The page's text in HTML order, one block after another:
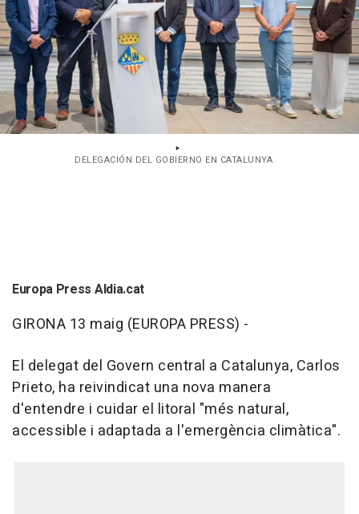
DELEGACIÓN DEL GOBIERNO EN CATALUNYA
Europa Press Aldia.cat
GIRONA 13 maig (EUROPA PRESS) -
El delegat del Govern central a Catalunya, Carlos
Prieto, ha reivindicat una nova manera
d'entendre i cuidar el litoral "més natural,
accessible i adaptada a l'emergència climàtica".